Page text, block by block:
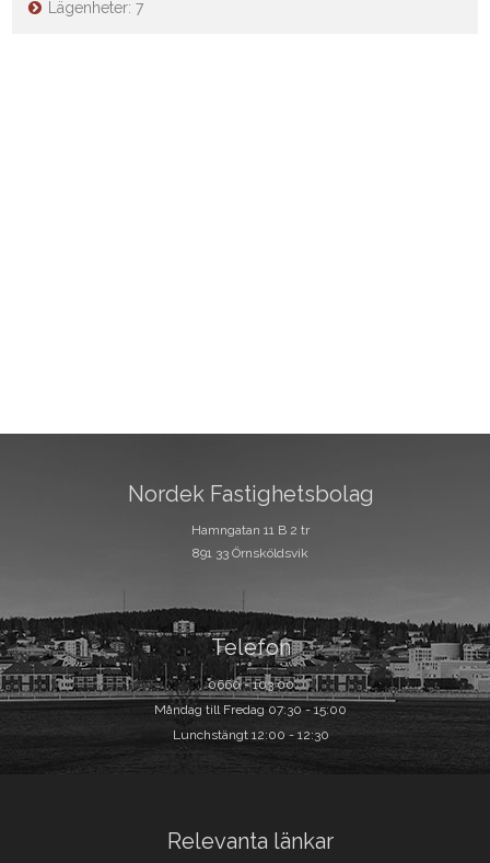
Lägenheter:7
Nordek Fastighetsbolag
Hamngatan 11 B 2 tr
891 33 Örnsköldsvik
Telefon
0660 - 103 00
Måndag till Fredag 07:30 - 15:00
Lunchstängt 12:00 - 12:30
Relevanta länkar